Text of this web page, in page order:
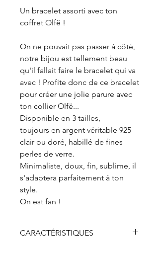
Un bracelet assorti avec ton
coffret Olfë !
On ne pouvait pas passer à côté,
notre bijou est tellement beau
qu'il fallait faire le bracelet qui va
avec ! Profite donc de ce bracelet
pour créer une jolie parure avec
ton collier Olfë...
Disponible en 3 tailles,
toujours en argent véritable 925
clair ou doré, habillé de fines
perles de verre.
Minimaliste, doux, fin, sublime, il
s'adaptera parfaitement à ton
style.
On est fan !
CARACTÉRISTIQUES